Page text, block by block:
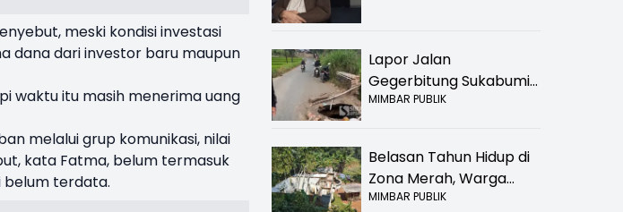
meski kondisi investasi
dana dari investor baru maupun
waktu itu masih menerima uang
melalui grup komunikasi, nilai
kata Fatma, belum termasuk
belum terdata.
Lapor Jalan
Gegerbitung Sukabumi
Bolong! Bahaya Bagi
MIMBAR PUBLIK
Belasan Tahun Hidup di
Zona Merah, Warga
Kampung Nangewer
MIMBAR PUBLIK